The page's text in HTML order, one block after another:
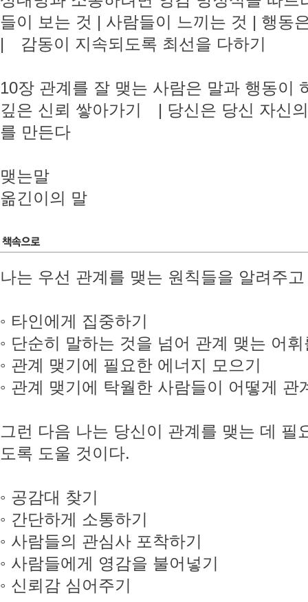
들이 보는 것 | 사람들이 느끼는 것 | 행동
| 감동이 지속되도록 최선을 다하기
10장 관계를 잘 맺는 사람은 말과 행동이
깊은 신뢰 쌓아가기 | 당신은 당신 자신
를 만든다
맺는말
옮긴이의 말
나는 우선 관계를 맺는 원칙들을 알려주
◦ 타인에게 집중하기
◦ 단순히 말하는 것을 넘어 관계 맺는 어
◦ 관계 맺기에 필요한 에너지 모으기
◦ 관계 맺기에 탁월한 사람들이 어떻게
그런 다음 나는 당신이 관계를 맺는 데 필
도록 도울 것이다.
◦ 공감대 찾기
◦ 간단하게 소통하기
◦ 사람들의 관심사 포착하기
◦ 사람들에게 영감을 불어넣기
◦ 신뢰감 심어주기